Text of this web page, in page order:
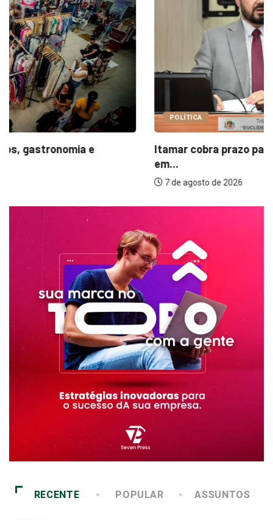
POLÍTICA
Itamar cobra prazo para melhorias estruturais
RECENTE POPULAR ASSUNTOS